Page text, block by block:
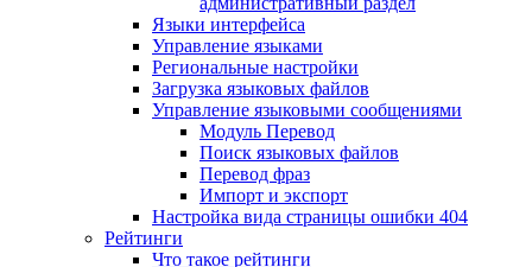
Языки интерфейса
Управление языками
Региональные настройки
Загрузка языковых файлов
Управление языковыми сообщениями
Mодуль Перевод
Поиск языковых файлов
Перевод фраз
Импорт и экспорт
Настройка вида страницы ошибки 404
Рейтинги
Что такое рейтинги